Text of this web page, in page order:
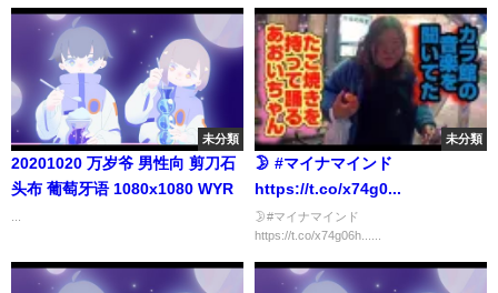
未分類
20201020 万岁爷 男性向 剪刀石
头布 葡萄牙语 1080x1080 WYR
未分類
🌛 #マイナマインド
https://t.co/x74g0...
🌛#マイナマインド
https://t.co/x74g06h......